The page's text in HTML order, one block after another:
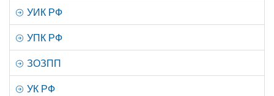
УИК РФ
УПК РФ
ЗОЗПП
УК РФ